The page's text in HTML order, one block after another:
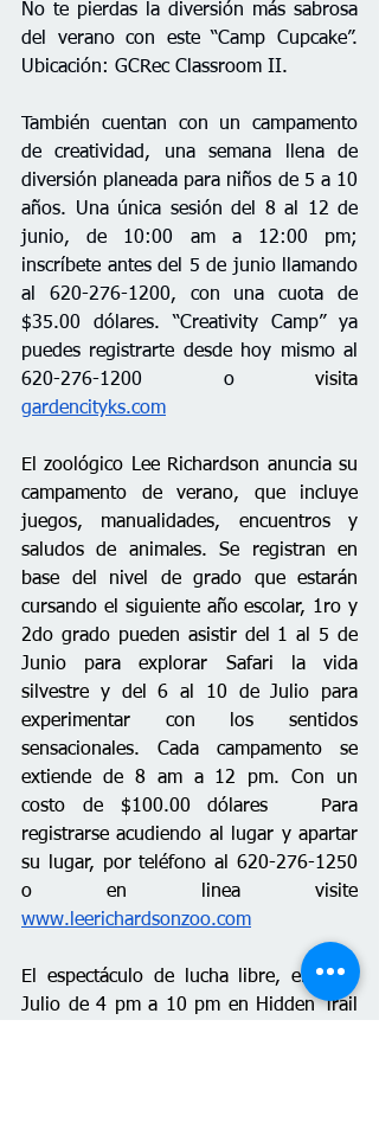
No te pierdas la diversión más sabrosa
del verano con este “Camp Cupcake”.
Ubicación: GCRec Classroom II.
También cuentan con un campamento
de creatividad, una semana llena de
diversión planeada para niños de 5 a 10
años. Una única sesión del 8 al 12 de
junio, de 10:00 am a 12:00 pm;
inscríbete antes del 5 de junio llamando
al 620-276-1200, con una cuota de
$35.00 dólares. “Creativity Camp” ya
puedes registrarte desde hoy mismo al
620-276-1200 o
gardencityks.com
El zoológico Lee Richardson anuncia su
campamento de verano, que incluye
juegos, manualidades, encuentros y
saludos de animales. Se registran en
base del nivel de grado que estarán
cursando el siguiente año escolar, 1ro y
2do grado pueden asistir del 1 al 5 de
Junio para explorar Safari la vida
silvestre y del 6 al 10 de Julio para
experimentar con los sentidos
sensacionales. Cada campamento se
extiende de 8 am a 12 pm. Con un
costo de $100.00 dólares   Para
registrarse acudiendo al lugar y apartar
su lugar, por teléfono al 620-276-1250
www.leerichardsonzoo.com
El espectáculo de lucha libre, el 4 de
Julio de 4 pm a 10 pm en Hidden Trail